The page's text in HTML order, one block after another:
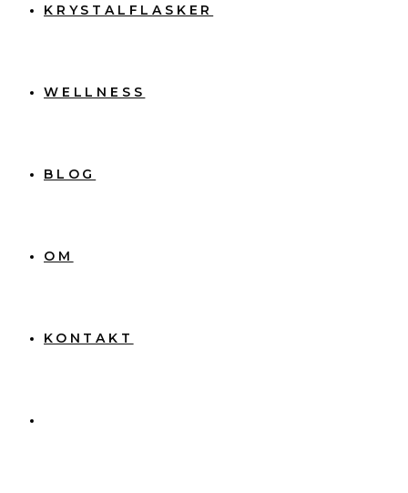
KRYSTALFLASKER
WELLNESS
BLOG
OM
KONTAKT